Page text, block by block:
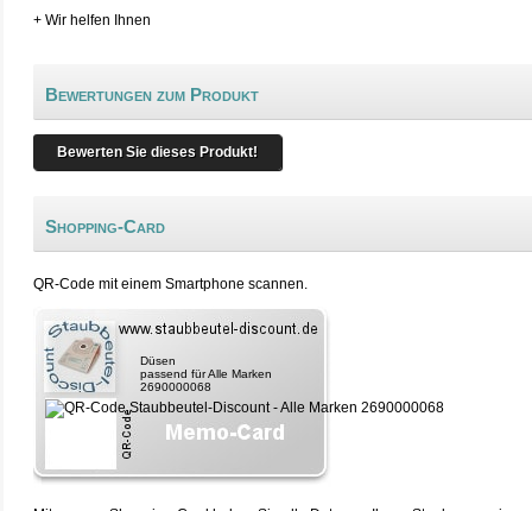
+ Wir helfen Ihnen
Bewertungen zum Produkt
Bewerten Sie dieses Produkt!
Shopping-Card
QR-Code mit einem Smartphone scannen.
Düsen
passend für Alle Marken
2690000068